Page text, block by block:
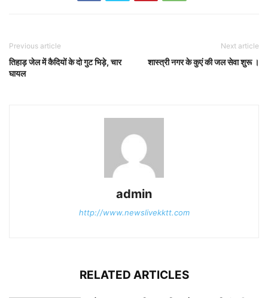
Previous article
तिहाड़ जेल में कैदियों के दो गुट भिड़े, चार
घायल
Next article
शास्त्री नगर के कुएं की जल सेवा शुरू ।
admin
http://www.newslivekktt.com
RELATED ARTICLES